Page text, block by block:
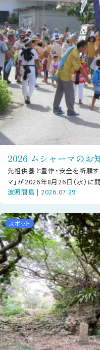
2026 ムシャーマのお
先祖供養と豊作・安全を祈願
マ」が2026年8月26日（水）に
行事は島の大切な神事です
波照間島 | 2026.07.29
スポット